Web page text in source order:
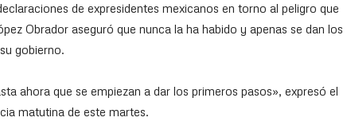
de expresidentes mexicanos en torno al peligro que
Obrador aseguró que nunca la ha habido y apenas se dan los
gobierno.
ahora que se empiezan a dar los primeros pasos», expresó el
matutina de este martes.